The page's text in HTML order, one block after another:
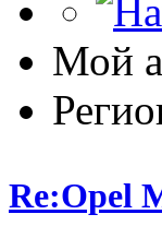
Мой
Re:Opel